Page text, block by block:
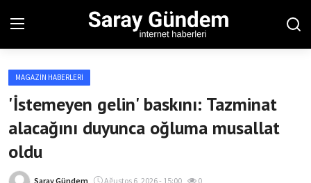
Ana Sayfa
Bölgesel
Son Dakika
MAGAZIN HABERLERI
'İstemeyen gelin' baskını: Tazminat
alacağını duyunca oğluma musallat
oldu
Saray Gündem Ağustos 6, 2026 - 15:00 0